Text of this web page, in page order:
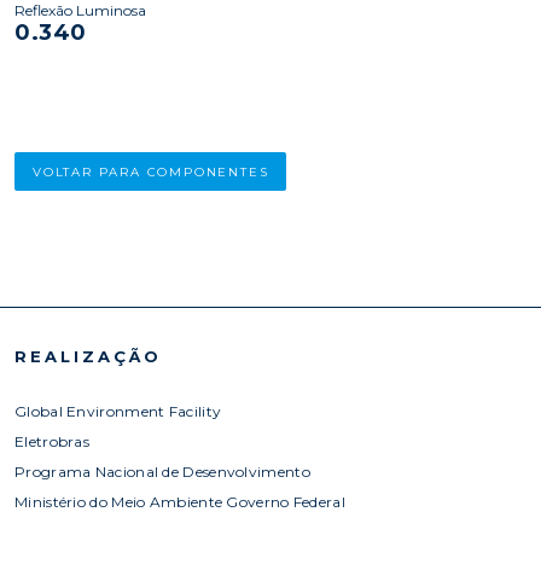
Reflexão Luminosa
0.340
VOLTAR PARA COMPONENTES
REALIZAÇÃO
Global Environment Facility
Eletrobras
Programa Nacional de Desenvolvimento
Ministério do Meio Ambiente Governo Federal